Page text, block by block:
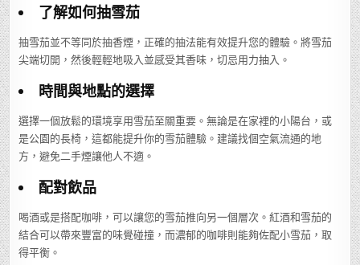
了解如何抽雪茄
抽雪茄並不等同於抽香煙，正確的抽法能有效提升您的體驗。將雪茄
尖端切開，然後輕輕地吸入並感受其香味，切忌用力抽入。
時間與地點的選擇
選擇一個放鬆的環境享用雪茄至關重要。無論是在家裡的小陽台，或
是公園的長椅，這都能提升你的雪茄體驗。建議找個空氣流通的地
方，避免二手煙讓他人不適。
配對飲品
喝酒或是搭配咖啡，可以讓您的雪茄推向另一個層次。紅酒和雪茄的
結合可以帶來豐富的味覺碰撞，而濃郁的咖啡則能夠佐配小雪茄，取
得平衡。